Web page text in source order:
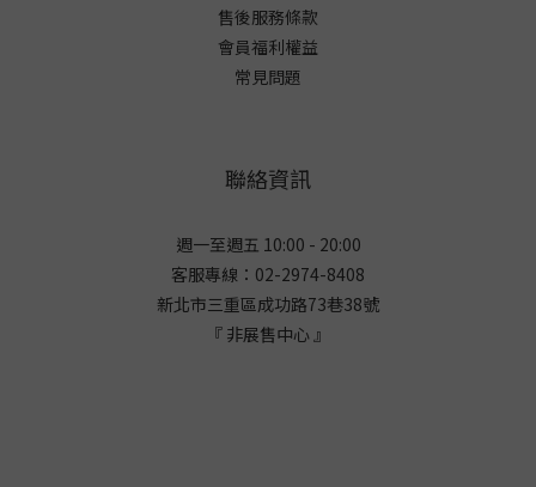
售後服務條款
會員福利權益
常見問題
聯絡資訊
週一至週五 10:00 - 20:00
客服專線：02-2974-8408
新北市三重區成功路73巷38號
『 非展售中心 』